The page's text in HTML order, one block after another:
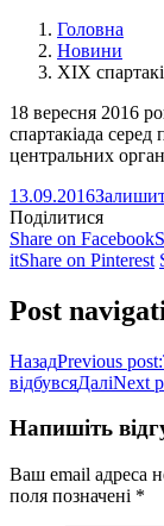
Головна
Новини
XIX
18 вересня 2016
спартакіада серед
центральних
13.09.2016
Поділитися
Share on Facebook
itShare on Pinterest
Post
НазадPrevious post:
відбувсяДаліNext
Напишіть
Ваш email адреса
поля позначені *